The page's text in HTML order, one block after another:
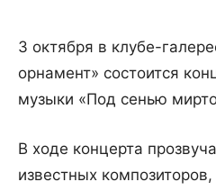
3 октября в клубе-
орнамент» состоится
музыки «Под сенью
В ходе концерта
известных